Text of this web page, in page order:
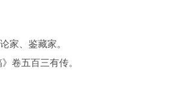
家、鉴藏家。
卷五百三有传。